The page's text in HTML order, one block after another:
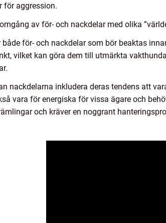
för aggression.
av för- och nackdelar med olika
både för- och nackdelar som bör beaktas
vilket kan göra dem till utmärkta
nackdelarna inkludera deras tendens att
vara för energiska för vissa ägare och
och kräver en noggrant